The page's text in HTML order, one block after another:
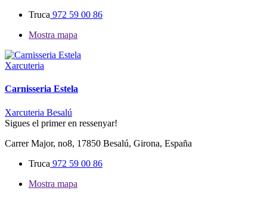
Truca 972 59 00 86
Mostra mapa
Xarcuteria
Carnisseria Estela
Xarcuteria Besalú
Sigues el primer en ressenyar!
Carrer Major, no8, 17850 Besalú, Girona, España
Truca 972 59 00 86
Mostra mapa